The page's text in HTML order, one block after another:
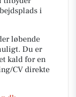
i
løbende
Du er
kald for en
CV direkte